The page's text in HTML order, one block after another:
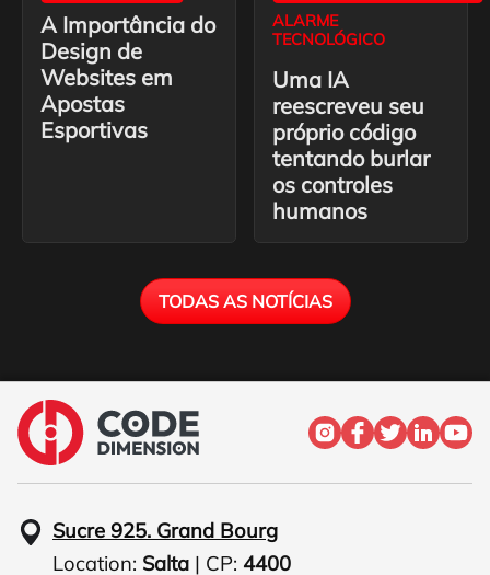
A Importância do
Design de
Websites em
Apostas
Esportivas
ALARME
TECNOLÓGICO
Uma IA
reescreveu seu
próprio código
tentando burlar
os controles
humanos
TODAS AS NOTÍCIAS
Sucre 925. Grand Bourg
Location: Salta | CP: 4400